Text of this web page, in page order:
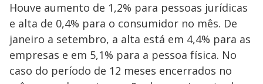
Houve aumento de 1,2% para pessoas jurídicas
e alta de 0,4% para o consumidor no mês. De
janeiro a setembro, a alta está em 4,4% para as
empresas e em 5,1% para a pessoa física. No
caso do período de 12 meses encerrados no